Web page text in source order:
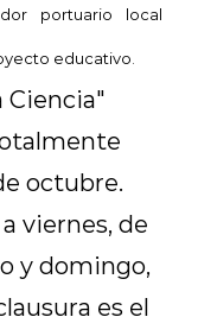
portuario local
educativo.
Ciencia"
octubre.
viernes, de
y domingo,
es el